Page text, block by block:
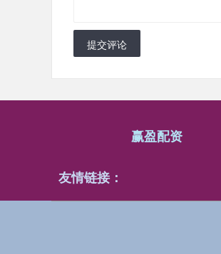
提交评论
赢盈配资
友情链接：